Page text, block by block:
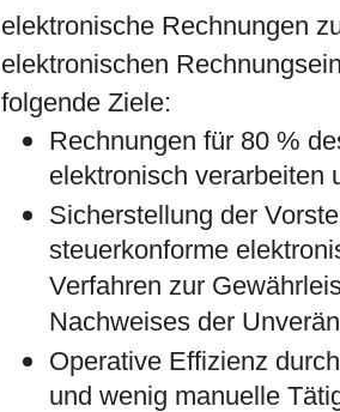
elektronische Rechnungen
elektronischen
folgende Ziele:
Rechnungen für 80 %
elektronisch verarbeiten
Sicherstellung der
steuerkonforme
Verfahren zur
Nachweises der
Operative Effizienz
und wenig manuelle